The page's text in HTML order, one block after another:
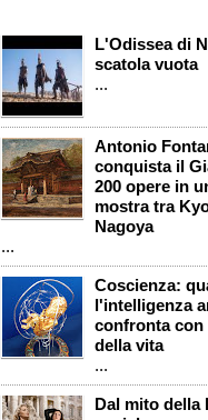
L'Odissea di
scatola vuota
...
Antonio
conquista il
200 opere in
mostra tra
Nagoya
...
Coscienza:
l'intelligenza
confronta
della vita
...
Dal mito della